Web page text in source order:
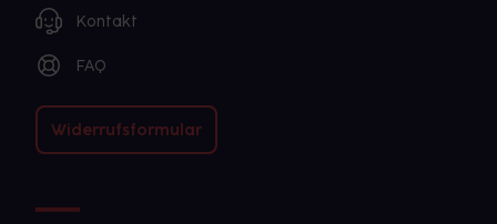
Kontakt
FAQ
Widerrufsformular